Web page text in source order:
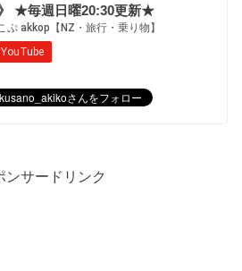
★毎週日曜20:30更新★
ンサードリンク